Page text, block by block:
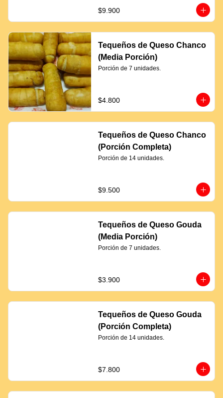
$9.900
Tequeños de Queso Chanco
(Media Porción)
Porción de 7 unidades.
$4.800
Tequeños de Queso Chanco
(Porción Completa)
Porción de 14 unidades.
$9.500
Tequeños de Queso Gouda
(Media Porción)
Porción de 7 unidades.
$3.900
Tequeños de Queso Gouda
(Porción Completa)
Porción de 14 unidades.
$7.800